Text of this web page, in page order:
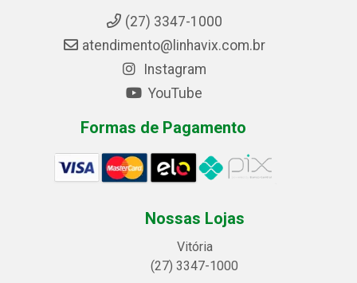
(27) 3347-1000
atendimento@linhavix.com.br
Instagram
YouTube
Formas de Pagamento
Nossas Lojas
Vitória
(27) 3347-1000